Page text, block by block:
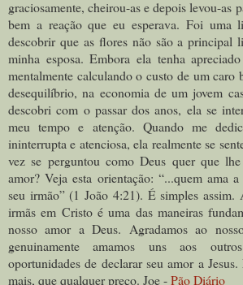
graciosamente, cheirou-as e depois levou-as
bem a reação que eu esperava. Foi uma
descobrir que as flores não são a principal
minha esposa. Embora ela tenha
mentalmente calculando o custo de um
desequilíbrio, na economia de um jovem
descobri com o passar dos anos, ela se
meu tempo e atenção. Quando me
ininterrupta e atenciosa, ela realmente se
vez se perguntou como Deus quer que lhe
amor? Veja esta orientação: “...quem ama
seu irmão” (1 João 4:21). É simples assim.
irmãs em Cristo é uma das maneiras
nosso amor a Deus. Agradamos ao
genuinamente amamos uns aos
oportunidades de declarar seu amor a
mais, que qualquer preço. Joe -Pão Diário